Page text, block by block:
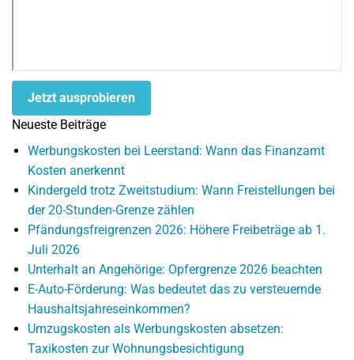
Jetzt ausprobieren
Neueste Beiträge
Werbungskosten bei Leerstand: Wann das Finanzamt
Kosten anerkennt
Kindergeld trotz Zweitstudium: Wann Freistellungen bei
der 20-Stunden-Grenze zählen
Pfändungsfreigrenzen 2026: Höhere Freibeträge ab 1.
Juli 2026
Unterhalt an Angehörige: Opfergrenze 2026 beachten
E-Auto-Förderung: Was bedeutet das zu versteuernde
Haushaltsjahreseinkommen?
Umzugskosten als Werbungskosten absetzen:
Taxikosten zur Wohnungsbesichtigung